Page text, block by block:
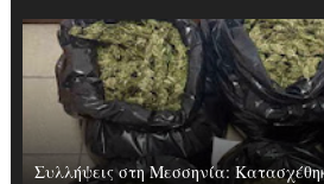
Συλλήψεις στη Μεσσηνία: